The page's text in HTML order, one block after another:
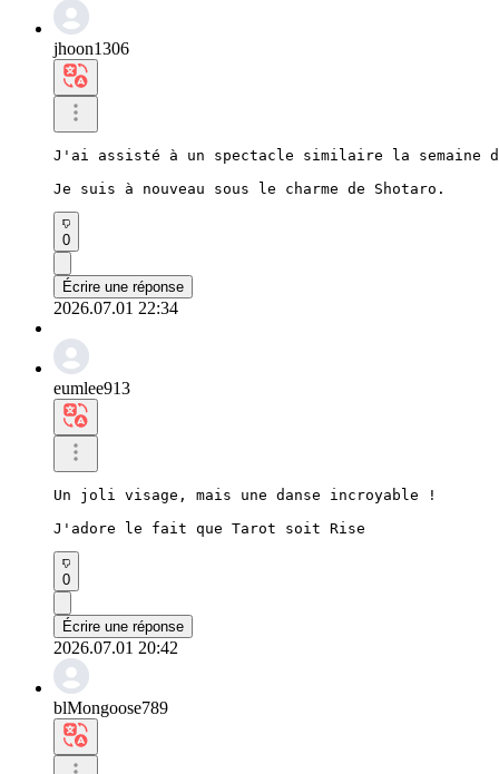
jhoon1306
J'ai assisté à un spectacle similaire la semaine
Je suis à nouveau sous le charme de Shotaro.
0
Écrire une réponse
2026.07.01 22:34
eumlee913
Un joli visage, mais une danse incroyable !
J'adore le fait que Tarot soit Rise
0
Écrire une réponse
2026.07.01 20:42
blMongoose789